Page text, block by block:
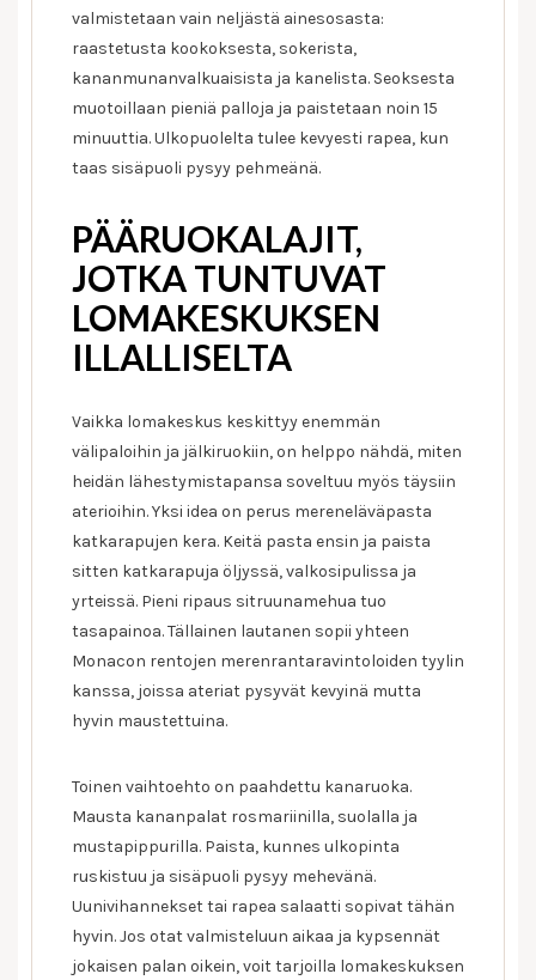
valmistetaan vain neljästä ainesosasta:
raastetusta kookoksesta, sokerista,
kananmunanvalkuaisista ja kanelista. Seoksesta
muotoillaan pieniä palloja ja paistetaan noin 15
minuuttia. Ulkopuolelta tulee kevyesti rapea, kun
taas sisäpuoli pysyy pehmeänä.
PÄÄRUOKALAJIT,
JOTKA TUNTUVAT
LOMAKESKUKSEN
ILLALLISELTA
Vaikka lomakeskus keskittyy enemmän
välipaloihin ja jälkiruokiin, on helppo nähdä, miten
heidän lähestymistapansa soveltuu myös täysiin
aterioihin. Yksi idea on perus mereneläväpasta
katkarapujen kera. Keitä pasta ensin ja paista
sitten katkarapuja öljyssä, valkosipulissa ja
yrteissä. Pieni ripaus sitruunamehua tuo
tasapainoa. Tällainen lautanen sopii yhteen
Monacon rentojen merenrantaravintoloiden tyylin
kanssa, joissa ateriat pysyvät kevyinä mutta
hyvin maustettuina.
Toinen vaihtoehto on paahdettu kanaruoka.
Mausta kananpalat rosmariinilla, suolalla ja
mustapippurilla. Paista, kunnes ulkopinta
ruskistuu ja sisäpuoli pysyy mehevänä.
Uunivihannekset tai rapea salaatti sopivat tähän
hyvin. Jos otat valmisteluun aikaa ja kypsennät
jokaisen palan oikein, voit tarjoilla lomakeskuksen